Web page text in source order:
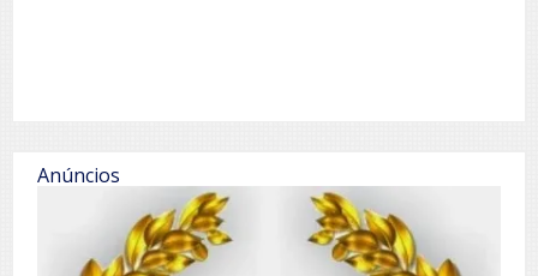
Anúncios